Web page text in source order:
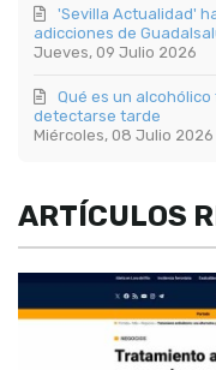
Jueves, 09 Julio 2026
'Sevilla Actualidad'
adicciones de
Miércoles, 08 Julio 2026
Qué es un
detectarse tarde
ARTÍCULOS